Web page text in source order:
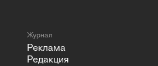
Журнал
Реклама
Редакция